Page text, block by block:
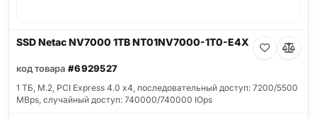
SSD Netac NV7000 1TB NT01NV7000-1T0-E4X
код товара #6929527
1 ТБ, M.2, PCI Express 4.0 x4, последовательный доступ: 7200/5500
MBps, случайный доступ: 740000/740000 IOps